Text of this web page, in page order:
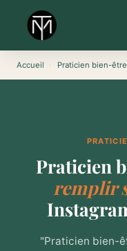
contenu
Accueil Praticien bien-être
Praticien
remplir
"Praticien bien-